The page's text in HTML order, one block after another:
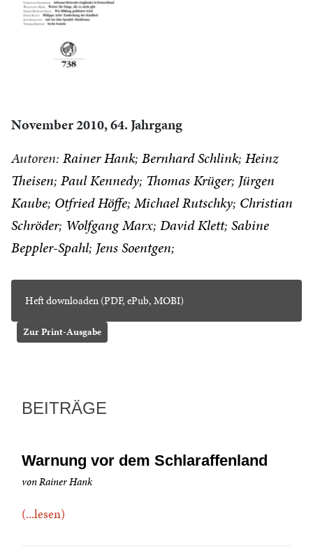
November 2010, 64. Jahrgang
Autoren: Rainer Hank Bernhard Schlink Heinz
Theisen Paul Kennedy Thomas Krüger Jürgen
Kaube Otfried Höffe Michael Rutschky Christian
Schröder Wolfgang Marx David Klett Sabine
Beppler-Spahl Jens Soentgen
Heft downloaden (PDF, ePub, MOBI)
Zur Print-Ausgabe
BEITRÄGE
Warnung vor dem Schlaraffenland
von Rainer Hank
(...lesen)